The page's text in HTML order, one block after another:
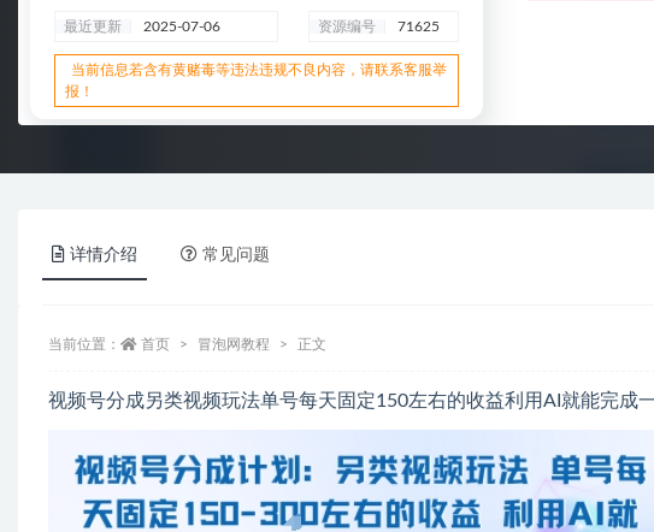
最近更新 2025-07-06 资源编号 71625
当前信息若含有黄赌毒等违法违规不良内容，请联系客服举
报！
详情介绍 常见问题
当前位置： 首页 冒泡网教程 正文
视频号分成另类视频玩法单号每天固定150左右的收益利用AI就能完成